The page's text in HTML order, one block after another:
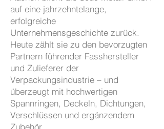
auf eine jahrzehntelange,
erfolgreiche
Unternehmensgeschichte zurück.
Heute zählt sie zu den bevorzugten
Partnern führender Fasshersteller
und Zulieferer der
Verpackungsindustrie – und
überzeugt mit hochwertigen
Spannringen, Deckeln, Dichtungen,
Verschlüssen und ergänzendem
Zubehör.